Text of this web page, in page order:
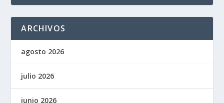
ARCHIVOS
agosto 2026
julio 2026
junio 2026